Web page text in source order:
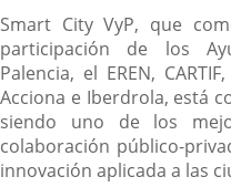
Smart City VyP, que
participación de los
Palencia, el EREN,
Acciona e Iberdrola, está
siendo uno de los
colaboración público-
innovación aplicada a las